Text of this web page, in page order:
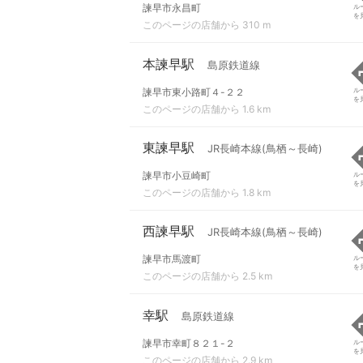
諫早市永昌町
このページの店舗から 310 m
ル
を
本諫早駅 島原鉄道線
諫早市東小路町４-２２
このページの店舗から 1.6 km
ル
を
東諫早駅 JR長崎本線(鳥栖～長崎)
諫早市小豆崎町
このページの店舗から 1.8 km
ル
を
西諫早駅 JR長崎本線(鳥栖～長崎)
諫早市馬渡町
このページの店舗から 2.5 km
ル
を
幸駅 島原鉄道線
諫早市幸町８２１-２
このページの店舗から 2.9 km
ル
を